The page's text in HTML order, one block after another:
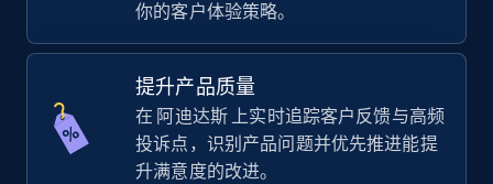
using sku numbers
URL, Final price, Sku, Currency, Gtin,
Specifications, Image urls, Top reviews, and
more.
877+ 立即开始
你的客户体验策略。
提升产品质量
在 阿迪达斯 上实时追踪客户反馈与高频
投诉点，识别产品问题并优先推进能提
升满意度的改进。